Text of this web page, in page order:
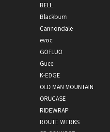
BELL
Blackburn
Cannondale
evoc
GOFLUO
Guee
K-EDGE
OLD MAN MOUNTAIN
ORUCASE
RIDEWRAP
ROUTE WERKS